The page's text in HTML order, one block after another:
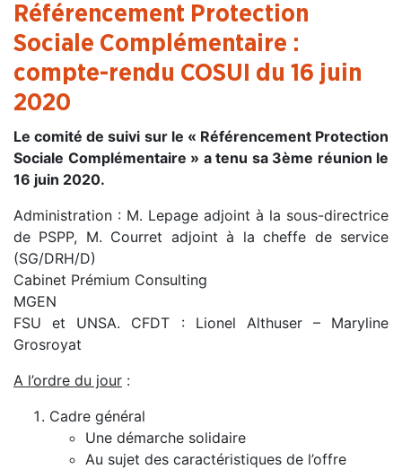
Référencement Protection
Sociale Complémentaire :
compte-rendu COSUI du 16 juin
2020
Le comité de suivi sur le « Référencement Protection
Sociale Complémentaire » a tenu sa 3ème réunion le
16 juin 2020.
Administration : M. Lepage adjoint à la sous-directrice
de PSPP, M. Courret adjoint à la cheffe de service
(SG/DRH/D)
Cabinet Prémium Consulting
MGEN
FSU et UNSA. CFDT : Lionel Althuser – Maryline
Grosroyat
A l’ordre du jour :
Cadre général
Une démarche solidaire
Au sujet des caractéristiques de l’offre